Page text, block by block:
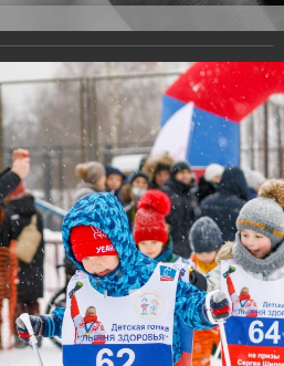
Задать вопрос
Базы данных
- с инвалидностью.